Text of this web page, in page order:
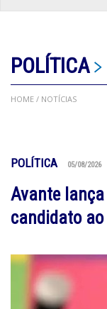
POLÍTICA
HOME / NOTÍCIAS
POLÍTICA 05/08/2026
Avante
candidato ao